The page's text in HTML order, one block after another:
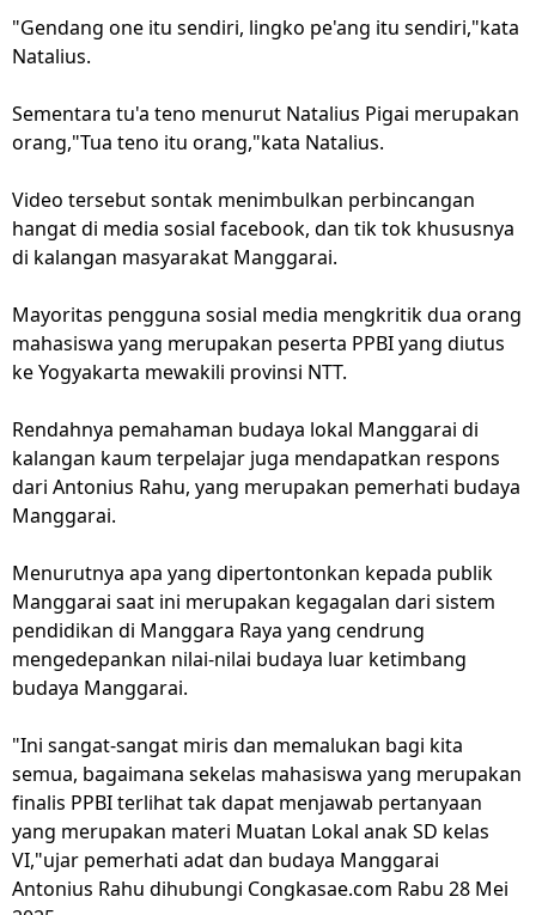
"Gendang one itu sendiri, lingko pe'ang itu sendiri,"kata
Natalius.
Sementara tu'a teno menurut Natalius Pigai merupakan
orang,"Tua teno itu orang,"kata Natalius.
Video tersebut sontak menimbulkan perbincangan
hangat di media sosial facebook, dan tik tok khususnya
di kalangan masyarakat Manggarai.
Mayoritas pengguna sosial media mengkritik dua orang
mahasiswa yang merupakan peserta PPBI yang diutus
ke Yogyakarta mewakili provinsi NTT.
Rendahnya pemahaman budaya lokal Manggarai di
kalangan kaum terpelajar juga mendapatkan respons
dari Antonius Rahu, yang merupakan pemerhati budaya
Manggarai.
Menurutnya apa yang dipertontonkan kepada publik
Manggarai saat ini merupakan kegagalan dari sistem
pendidikan di Manggara Raya yang cendrung
mengedepankan nilai-nilai budaya luar ketimbang
budaya Manggarai.
"Ini sangat-sangat miris dan memalukan bagi kita
semua, bagaimana sekelas mahasiswa yang merupakan
finalis PPBI terlihat tak dapat menjawab pertanyaan
yang merupakan materi Muatan Lokal anak SD kelas
VI,"ujar pemerhati adat dan budaya Manggarai
Antonius Rahu dihubungi Congkasae.com Rabu 28 Mei